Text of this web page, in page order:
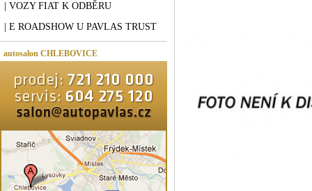
| VOZY FIAT K ODBĚRU
| E ROADSHOW U PAVLAS TRUST
autosalon CHLEBOVICE